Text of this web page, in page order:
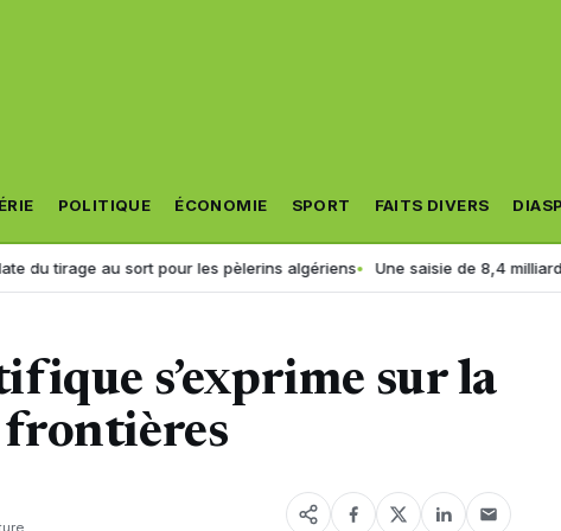
POLITIQUE ÉCONOMIE SPORT FAITS DIVERS
sort pour les pèlerins algériens Une saisie de 8,4 milliards de
s’exprime sur la
frontières